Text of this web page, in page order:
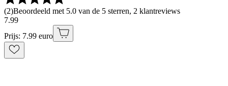
(2)Beoordeeld met 5.0 van de 5 sterren, 2 klantreviews
7.99
Prijs: 7.99 euro